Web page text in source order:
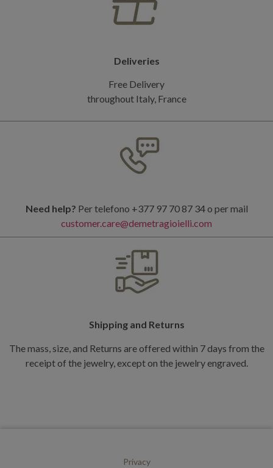
Deliveries
Free Delivery
throughout Italy, France
Need help? Per telefono +377 97 70 87 34 o per mail
customer.care@demetragioielli.com
Shipping and Returns
The mass, size, and Returns are offered within 7 days from the
receipt of the jewelry, except on the jewelry engraved.
Privacy